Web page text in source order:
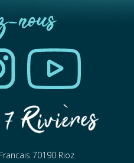
nous
70190 Rioz